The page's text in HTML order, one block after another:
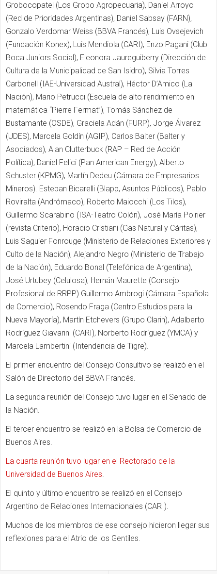
Grobocopatel (Los Grobo Agropecuaria), Daniel Arroyo
(Red de Prioridades Argentinas), Daniel Sabsay (FARN),
Gonzalo Verdomar Weiss (BBVA Francés), Luis Ovsejevich
(Fundación Konex), Luis Mendiola (CARI), Enzo Pagani (Club
Boca Juniors Social), Eleonora Jaureguiberry (Dirección de
Cultura de la Municipalidad de San Isidro), Silvia Torres
Carbonell (IAE-Universidad Austral), Héctor D’Amico (La
Nación), Mario Petrucci (Escuela de alto rendimiento en
matemática “Pierre Fermat”), Tomás Sánchez de
Bustamante (OSDE), Graciela Adán (FURP), Jorge Álvarez
(UDES), Marcela Goldín (AGIP), Carlos Balter (Balter y
Asociados), Alan Clutterbuck (RAP – Red de Acción
Política), Daniel Felici (Pan American Energy), Alberto
Schuster (KPMG), Martín Dedeu (Cámara de Empresarios
Mineros). Esteban Bicarelli (Blapp, Asuntos Públicos), Pablo
Roviralta (Andrómaco), Roberto Maiocchi (Los Tilos),
Guillermo Scarabino (ISA-Teatro Colón), José María Poirier
(revista Criterio), Horacio Cristiani (Gas Natural y Cáritas),
Luis Saguier Fonrouge (Ministerio de Relaciones Exteriores y
Culto de la Nación), Alejandro Negro (Ministerio de Trabajo
de la Nación), Eduardo Bonal (Telefónica de Argentina),
José Urtubey (Celulosa), Hernán Maurette (Consejo
Profesional de RRPP) Guillermo Ambrogi (Cámara Española
de Comercio), Rosendo Fraga (Centro Estudios para la
Nueva Mayoría), Martín Etchevers (Grupo Clarin), Adalberto
Rodríguez Giavarini (CARI), Norberto Rodríguez (YMCA) y
Marcela Lambertini (Intendencia de Tigre).
El primer encuentro del Consejo Consultivo se realizó en el
Salón de Directorio del BBVA Francés.
La segunda reunión del Consejo tuvo lugar en el Senado de
la Nación.
El tercer encuentro se realizó en la Bolsa de Comercio de
Buenos Aires.
La cuarta reunión tuvo lugar en el Rectorado de la
Universidad de Buenos Aires.
El quinto y último encuentro se realizó en el Consejo
Argentino de Relaciones Internacionales (CARI).
Muchos de los miembros de ese consejo hicieron llegar sus
reflexiones para el Atrio de los Gentiles.